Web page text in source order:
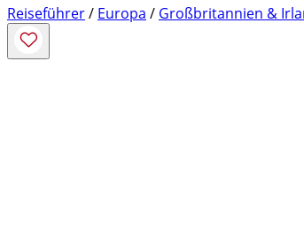
Reiseführer/ Europa / Großbritannien &